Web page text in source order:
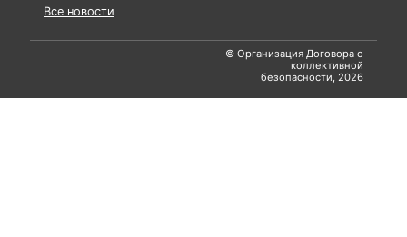
Все новости
© Организация Договора о
коллективной
безопасности, 2026